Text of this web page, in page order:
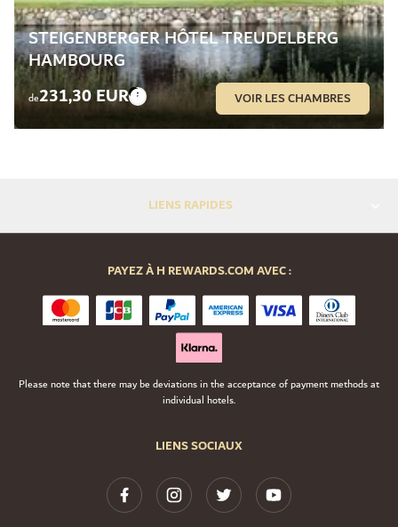
STEIGENBERGER HÔTEL TREUDELBERG
HAMBOURG
de231,30 EUR VOIR LES CHAMBRES
LIENS RAPIDES
LIENS SOCIAUX
PAYEZ À H REWARDS.COM AVEC :
Please note that there may be deviations in the acceptance of payment methods at
individual hotels.